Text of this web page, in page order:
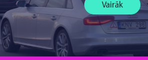
Vairāk